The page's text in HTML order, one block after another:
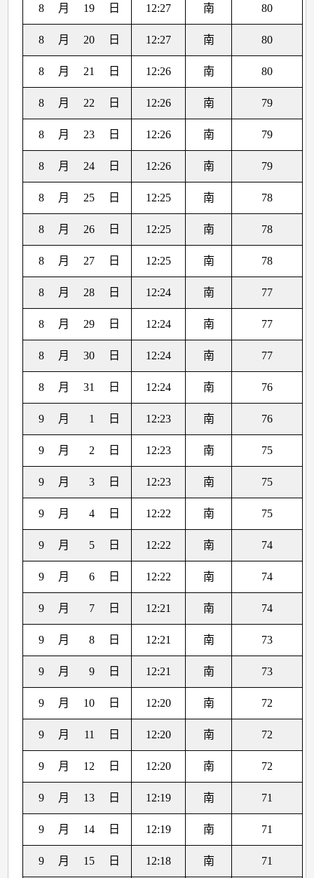
8 月 19 日 12:27 南 80
8 月 20 日 12:27 南 80
8 月 21 日 12:26 南 80
8 月 22 日 12:26 南 79
8 月 23 日 12:26 南 79
8 月 24 日 12:26 南 79
8 月 25 日 12:25 南 78
8 月 26 日 12:25 南 78
8 月 27 日 12:25 南 78
8 月 28 日 12:24 南 77
8 月 29 日 12:24 南 77
8 月 30 日 12:24 南 77
8 月 31 日 12:24 南 76
9 月 1 日 12:23 南 76
9 月 2 日 12:23 南 75
9 月 3 日 12:23 南 75
9 月 4 日 12:22 南 75
9 月 5 日 12:22 南 74
9 月 6 日 12:22 南 74
9 月 7 日 12:21 南 74
9 月 8 日 12:21 南 73
9 月 9 日 12:21 南 73
9 月 10 日 12:20 南 72
9 月 11 日 12:20 南 72
9 月 12 日 12:20 南 72
9 月 13 日 12:19 南 71
9 月 14 日 12:19 南 71
9 月 15 日 12:18 南 71